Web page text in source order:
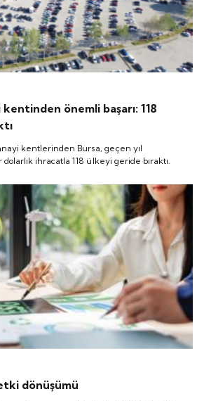
önemli başarı: 118
kentlerinden Bursa, geçen yıl
ihracatla 118 ülkeyi geride bıraktı.
dönüşümü